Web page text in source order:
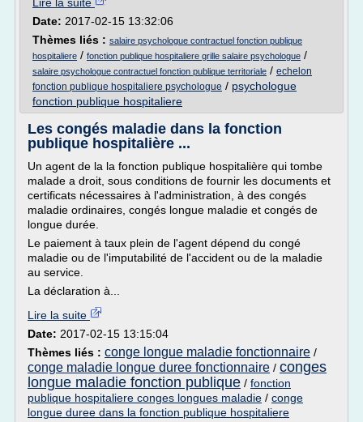
Date: 2017-02-15 13:32:06
Thèmes liés : salaire psychologue contractuel fonction publique
hospitaliere / fonction publique hospitaliere grille salaire psychologue /
salaire psychologue contractuel fonction publique territoriale / echelon
fonction publique hospitaliere psychologue / psychologue
fonction publique hospitaliere
Les congés maladie dans la fonction
publique hospitalière ...
Un agent de la la fonction publique hospitalière qui tombe
malade a droit, sous conditions de fournir les documents et
certificats nécessaires à l'administration, à des congés
maladie ordinaires, congés longue maladie et congés de
longue durée.
Le paiement à taux plein de l'agent dépend du congé
maladie ou de l'imputabilité de l'accident ou de la maladie
au service.
La déclaration à...
Lire la suite
Date: 2017-02-15 13:15:04
Thèmes liés : conge longue maladie fonctionnaire /
conge maladie longue duree fonctionnaire / conges
longue maladie fonction publique / fonction
publique hospitaliere conges longues maladie / conge
longue duree dans la fonction publique hospitaliere